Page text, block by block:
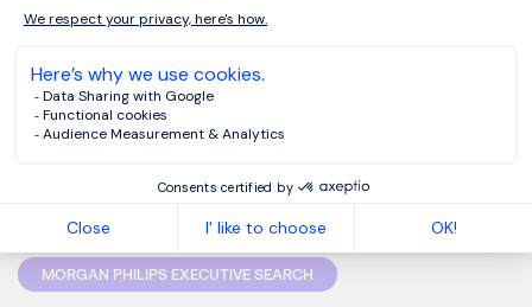
Het kiezen van het juiste executive search bureau vraagt
consultantkwaliteit, vertrouwensopbouw, lokale
marktkennis en de gebruikte tools en methodologie,
vergroot u aanzienlijk de kans op het vinden van de ideale
waarden en uw streven naar excellentie.
MORGAN PHILIPS EXECUTIVE SEARCH